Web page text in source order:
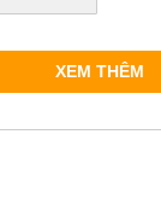
XEM THÊM